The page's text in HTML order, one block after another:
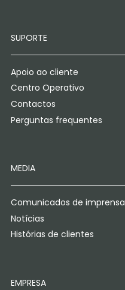
SUPORTE
Apoio ao cliente
Centro Operativo
Contactos
Perguntas frequentes
MEDIA
Comunicados de imprensa
Notícias
Histórias de clientes
EMPRESA